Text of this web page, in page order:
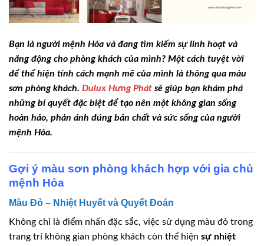
Bạn là người mệnh Hỏa và đang tìm kiếm sự linh hoạt và
năng động cho phòng khách của mình? Một cách tuyệt vời
để thể hiện tính cách mạnh mẽ của mình là thông qua màu
sơn phòng khách. Dulux Hưng Phát sẽ giúp bạn khám phá
những bí quyết đặc biệt để tạo nên một không gian sống
hoàn hảo, phản ánh đúng bản chất và sức sống của người
mệnh Hỏa.
Gợi ý màu sơn phòng khách hợp với gia chủ
mệnh Hỏa
Màu Đỏ – Nhiệt Huyết và Quyết Đoán
Không chỉ là điểm nhấn đặc sắc, việc sử dụng màu đỏ trong
trang trí không gian phòng khách còn thể hiện sự nhiệt